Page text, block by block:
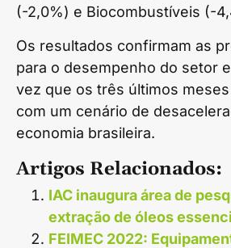
(-2,0%) e Biocombustíveis (-
Os resultados confirmam as
para o desempenho do setor
vez que os três últimos
com um cenário de
economia brasileira.
Artigos Relacionados:
IAC inaugura área de
extração de óleos
FEIMEC 2022: